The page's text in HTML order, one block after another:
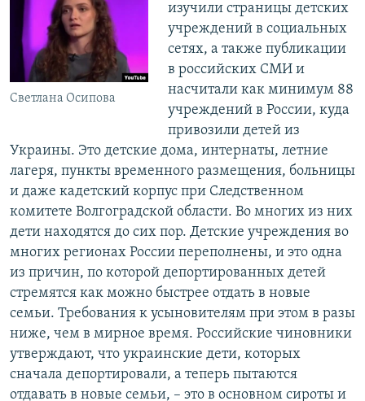
Светлана Осипова
изучили страницы детских
учреждений в социальных
сетях, а также публикации
в российских СМИ и
насчитали как минимум 88
учреждений в России, куда
привозили детей из
Украины. Это детские дома, интернаты, летние
лагеря, пункты временного размещения, больницы
и даже кадетский корпус при Следственном
комитете Волгоградской области. Во многих из них
дети находятся до сих пор. Детские учреждения во
многих регионах России переполнены, и это одна
из причин, по которой депортированных детей
стремятся как можно быстрее отдать в новые
семьи. Требования к усыновителям при этом в разы
ниже, чем в мирное время. Российские чиновники
утверждают, что украинские дети, которых
сначала депортировали, а теперь пытаются
отдавать в новые семьи, – это в основном сироты и